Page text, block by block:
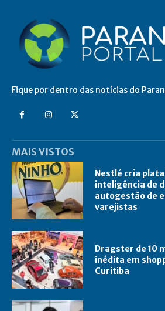
Fique por dentro das notícias do
MAIS VISTOS
Nestlé cria
inteligência de
autogestão de
varejistas
Dragster de 10
inédita em
Curitiba